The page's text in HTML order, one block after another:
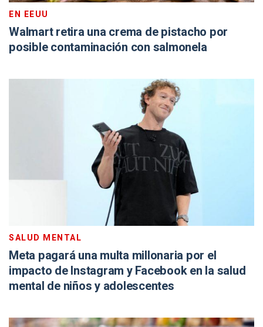
EN EEUU
Walmart retira una crema de pistacho por
posible contaminación con salmonela
SALUD MENTAL
Meta pagará una multa millonaria por el
impacto de Instagram y Facebook en la salud
mental de niños y adolescentes